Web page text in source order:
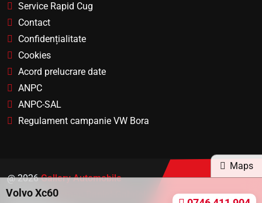
Maps
Volvo Xc60
Service Rapid Cug
Contact
Confidențialitate
Cookies
Acord prelucrare date
ANPC
ANPC-SAL
Regulament campanie VW Bora
@ 2026Gallery Automobile
DezolvatorRoman Daniel-Gabriel